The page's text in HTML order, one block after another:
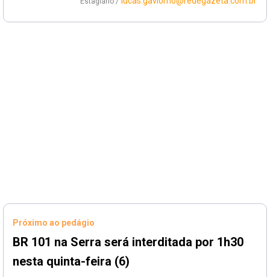
Próximo ao pedágio
BR 101 na Serra será interditada por 1h30
nesta quinta-feira (6)